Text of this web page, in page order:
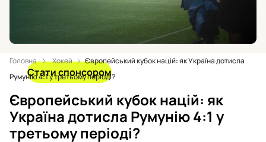
Стати спонсором
Головна Хокей
Європейський кубок націй: як Україна дотисла
Румунію 4:1 у третьому періоді?
Європейський кубок націй: як
Україна дотисла Румунію 4:1 у
третьому періоді?